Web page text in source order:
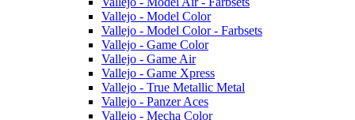
Vallejo - Model Color
Vallejo - Model Color - Farbsets
Vallejo - Game Color
Vallejo - Game Air
Vallejo - Game Xpress
Vallejo - True Metallic Metal
Vallejo - Panzer Aces
Vallejo - Mecha Color